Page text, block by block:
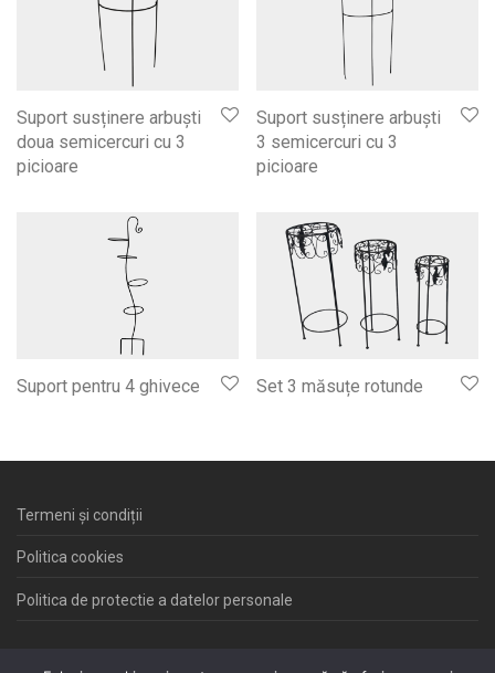
Suport susținere arbuști
doua semicercuri cu 3
picioare
Suport susținere arbuști
3 semicercuri cu 3
picioare
Suport pentru 4 ghivece Set 3 măsuțe rotunde
Termeni și condiții
Politica cookies
Politica de protectie a datelor personale